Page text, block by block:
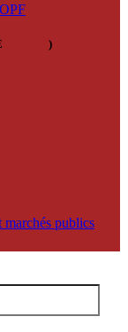
)
publics